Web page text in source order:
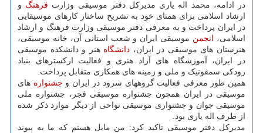
در ادامه، محمد اله یاری مدیرکل دفتر موسیقی وزارت فرهنگ و
ارشاد اسلامی برای همتای خود به تشریح ساختار کارهای موسیقایی
در ایران پرداخت و به معرفی دفتر موسیقی وزارت فرهنگ و ارشاد
اسلامی،
انجمن موسیقی ایران و شعب استانی آن، خانه موسیقی،
هنرستان های موسیقی در ایران، دانشگاه هنر و دانشکده موسیقی
در ایران، آموزشگاه های آزاد هنری و فعالیت ارکسترهای بنیاد
رودکی سمفونیک و ملی و زمینه های همکاری متقابل پرداخت.
همین طور معرفی فعالیت گروههای سرود در ایران و جشنواره های
موسیقی در ایران همچون جشنواره موسیقی فجر، جشنواره ملی
موسیقی جوان و جشنواری موسیقی نواحی از دیگر موارد ذکر شده
از طرف اله یاری بود.
مدیرکل دفتر موسیقی تاکید کرد: من مایل هستم که ما به پیوند